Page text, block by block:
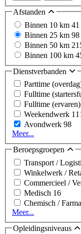
Afstanden
Binnen 10 km 41
Binnen 25 km 98
Binnen 50 km
Binnen 100 km
Dienstverbanden
Parttime
Fulltime
Fulltime (ervaren)
Weekendwerk
Avondwerk 98
Meer...
Beroepsgroepen
Transport /
Winkelwerk /
Commercieel /
Medisch 16
Chemisch /
Meer...
Opleidingsniveaus